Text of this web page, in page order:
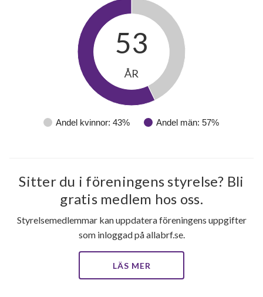
Andel kvinnor: 43% Andel män: 57%
53
ÅR
Sitter du i föreningens styrelse? Bli
gratis medlem hos oss.
Styrelsemedlemmar kan uppdatera föreningens uppgifter
som inloggad på allabrf.se.
LÄS MER